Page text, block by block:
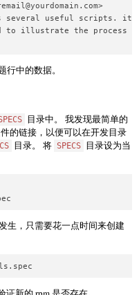
>
several useful scripts. it
to illustrate the process
中的数据。
目录中。 我发现最简单的
的链接，以便可以在开发目录
目录。 将 SPECS 目录设为当
生，只需要花一点时间来创建